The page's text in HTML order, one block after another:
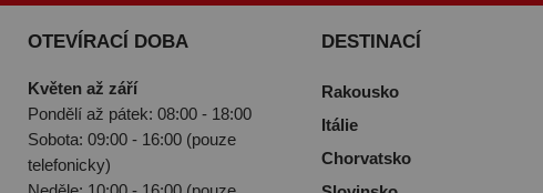
OTEVÍRACÍ DOBA
Květen až září
Pondělí až pátek: 08:00 - 18:00
Sobota: 09:00 - 16:00 (pouze
telefonicky)
DESTINACÍ
Rakousko
Itálie
Chorvatsko